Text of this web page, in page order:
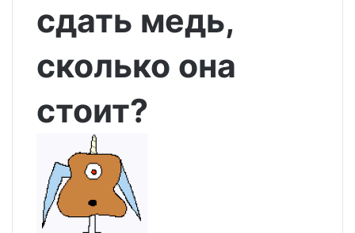
сдать медь,
сколько она
стоит?